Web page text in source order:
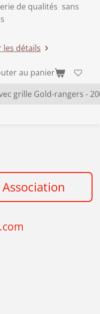
de qualités sans
les détails
au panier